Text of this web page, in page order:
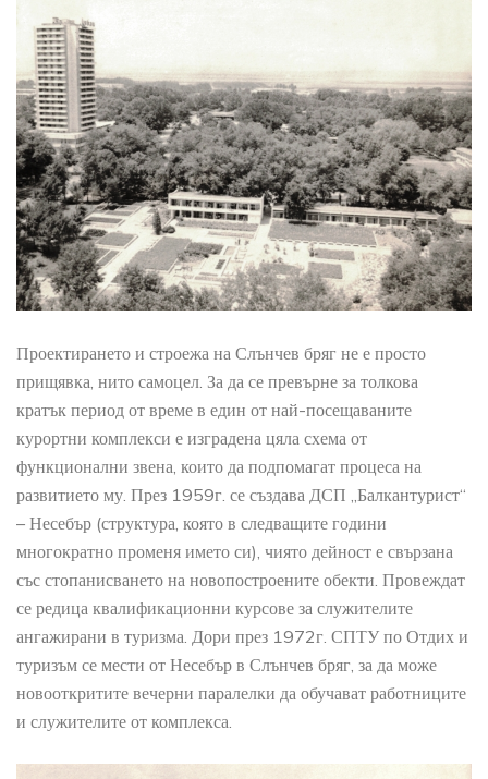
Проектирането и строежа на Слънчев бряг не е просто
прищявка, нито самоцел. За да се превърне за толкова
кратък период от време в един от най-посещаваните
курортни комплекси е изградена цяла схема от
функционални звена, които да подпомагат процеса на
развитието му. През 1959г. се създава ДСП „Балкантурист“
– Несебър (структура, която в следващите години
многократно променя името си), чиято дейност е свързана
със стопанисването на новопостроените обекти. Провеждат
се редица квалификационни курсове за служителите
ангажирани в туризма. Дори през 1972г. СПТУ по Отдих и
туризъм се мести от Несебър в Слънчев бряг, за да може
новооткритите вечерни паралелки да обучават работниците
и служителите от комплекса.